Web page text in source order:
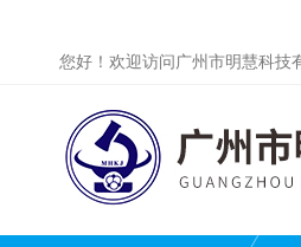
您好！欢迎访问广州市明慧科技